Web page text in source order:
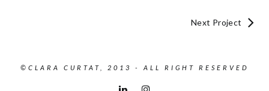
Next Project
©CLARA CURTAT, 2013 - ALL RIGHT RESERVED